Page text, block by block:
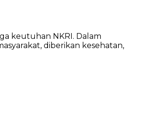
keutuhan NKRI. Dalam
diberikan kesehatan,